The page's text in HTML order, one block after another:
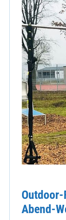
Abend-